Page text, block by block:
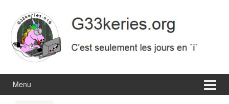
contenu
menu
principal
Menu